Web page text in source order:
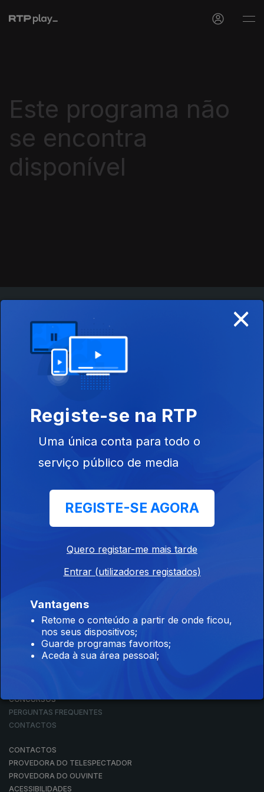
Este programa não
se encontra
disponível
Disponível para iOS, Android, Apple TV, Android TV e
RTP ARQUIVOS
RTP ENSINA
RTP PLAY
EM DIRETO
CONCURSOS
PERGUNTAS FREQUENTES
CONTACTOS
CONTACTOS
PROVEDORA DO TELESPECTADOR
PROVEDORA DO OUVINTE
ACESSIBILIDADES
×
Registe-se na RTP
Uma única conta para todo o
serviço público de media
REGISTE-SE AGORA
Quero registar-me mais tarde
Entrar (utilizadores registados)
Vantagens
Retome o conteúdo a partir de onde ficou,
nos seus dispositivos;
Guarde programas favoritos;
Aceda à sua área pessoal;